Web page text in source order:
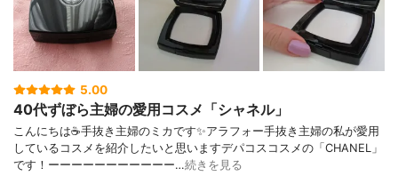
5.00
40代ずぼら主婦の愛用コスメ「シャネル」
こんにちは☕手抜き主婦のミカです✨アラフォー手抜き主婦の私が愛用
しているコスメを紹介したいと思いますデパコスコスメの「CHANEL」
です！ーーーーーーーーーーー…続きを見る